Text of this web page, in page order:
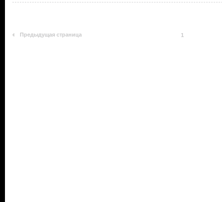
Предыдущая страница 1